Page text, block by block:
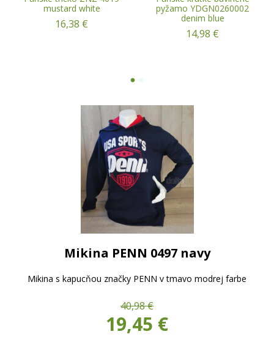
mustard white
16,38 €
pyžamo YDGN0260002
denim blue
14,98 €
1
Mikina PENN 0497 navy
Mikina s kapucňou značky PENN v tmavo modrej farbe
40,98 €
19,45 €